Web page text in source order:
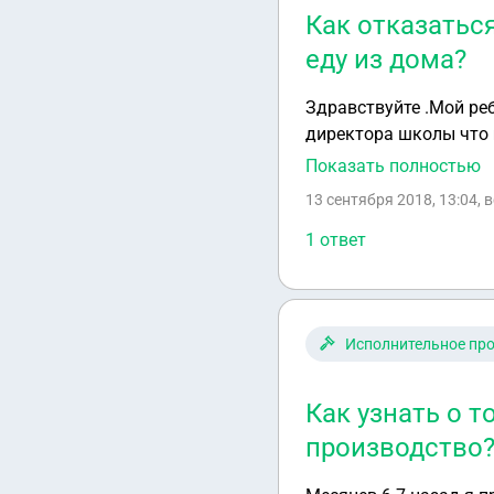
Как
еду из дома?
Здравствуйте .Мой
директора школы что
еду. Директор не
человек . теперь
столовой только за
руководствоваться
Показать полностью
13 сентября 2018, 13:04,
1 ответ
Исполнительное
Как узнать о
производство?